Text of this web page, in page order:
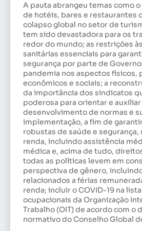
A pauta abrangeu temas como
de hotéis, bares e restaurantes
colapso global no setor de
tem sido devastadora para os
redor do mundo; as restrições
sanitárias essenciais para
segurança por parte de
pandemia nos aspectos físicos,
econômicos e sociais; a
da importância dos sindicatos
poderosa para orientar e
desenvolvimento de normas e
implementação, a fim de
robustas de saúde e segurança,
renda, incluindo assistência
médica e, acima de tudo,
todas as políticas levem em
perspectiva de gênero,
relacionados a férias
renda; incluir o COVID-19 na
ocupacionais da Organização
Trabalho (OIT) de acordo com o
normativo do Conselho Global